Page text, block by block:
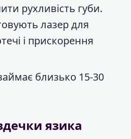
рухливість губи.
лазер для
і прискорення
близько 15-30
язика